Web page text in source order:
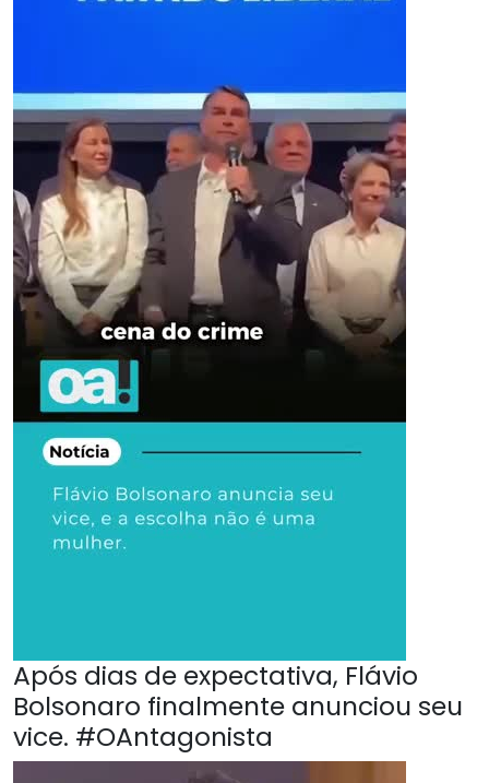
Após dias de expectativa, Flávio
Bolsonaro finalmente anunciou seu
vice. #OAntagonista